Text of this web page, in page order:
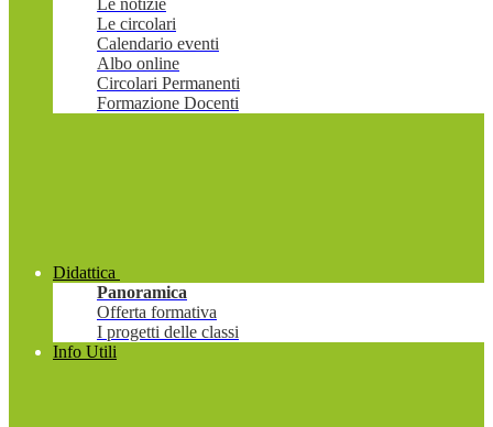
Le notizie
Le circolari
Calendario eventi
Albo online
Circolari Permanenti
Formazione Docenti
Didattica
Panoramica
Offerta formativa
I progetti delle classi
Info Utili